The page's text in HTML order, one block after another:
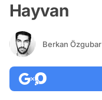
Hayvan
Berkan Özgubar